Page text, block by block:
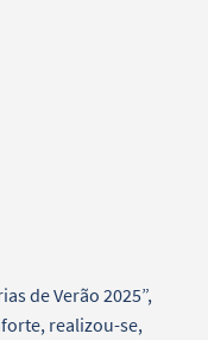
de Verão 2025”,
realizou-se,